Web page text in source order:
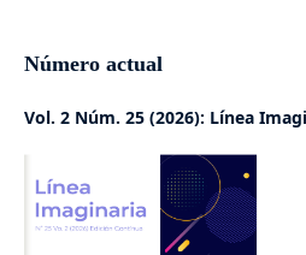
Número actual
Vol. 2 Núm. 25 (2026): Línea